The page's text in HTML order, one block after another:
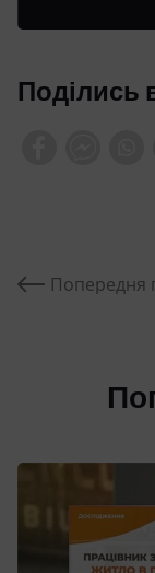
Поділись
Попередня